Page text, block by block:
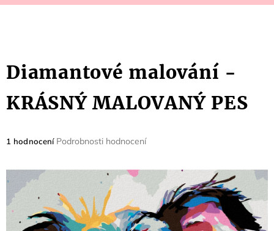
Diamantové malování -
KRÁSNÝ MALOVANÝ PES
Průměrné
je
5,0
5
hvězdiček.
1 hodnocení Podrobnosti hodnocení